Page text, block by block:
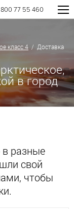
77 55 460
класс 4 / Доставка
в город
разные
свой
чтобы